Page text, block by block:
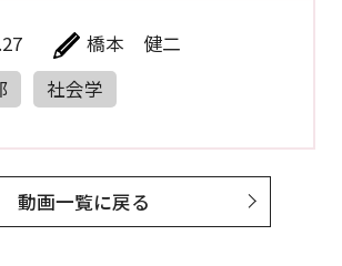
橋本 健二
社会学
動画一覧に戻る